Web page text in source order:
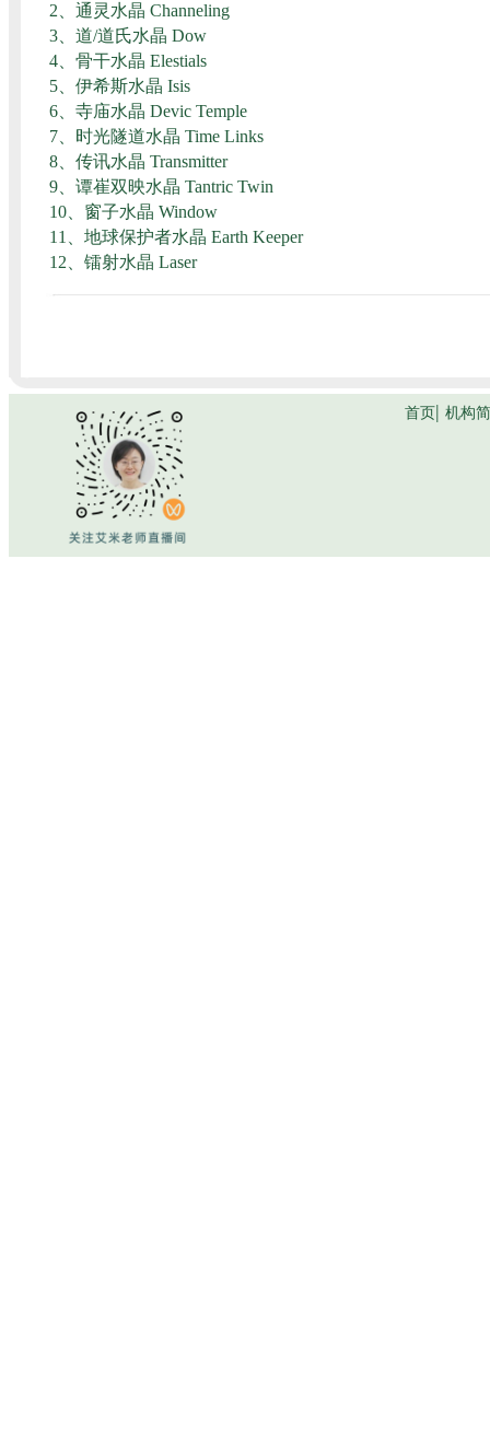
2、 通灵水晶 Channeling
3、 道/道氏水晶 Dow
4、 骨干水晶 Elestials
5、 伊希斯水晶 Isis
6、 寺庙水晶 Devic Temple
7、 时光隧道水晶 Time Links
8、 传讯水晶 Transmitter
9、 谭崔双映水晶 Tantric Twin
10、 窗子水晶 Window
11、 地球保护者水晶 Earth Keeper
12、 镭射水晶 Laser